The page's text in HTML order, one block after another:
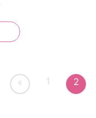
« 1 2